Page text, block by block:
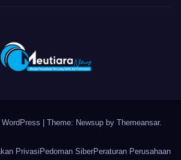
Theme: Newsup by Themeansar.
PrivasiPedoman SiberPeraturan Perusahaan